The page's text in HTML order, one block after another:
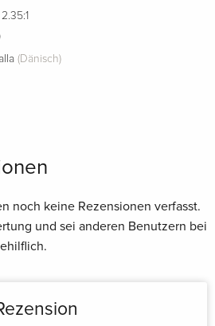
2.35:1
(Dänisch)
noch keine Rezensionen verfasst.
und sei anderen Benutzern bei